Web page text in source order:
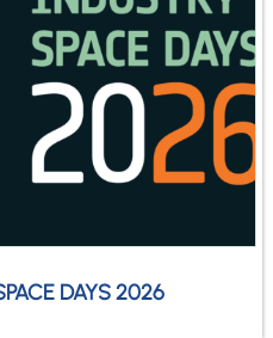
DAYS 2026